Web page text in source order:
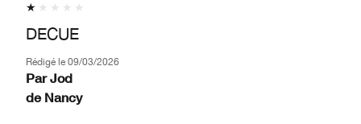
DECUE
Rédigé le 09/03/2026
Par Jod
de Nancy